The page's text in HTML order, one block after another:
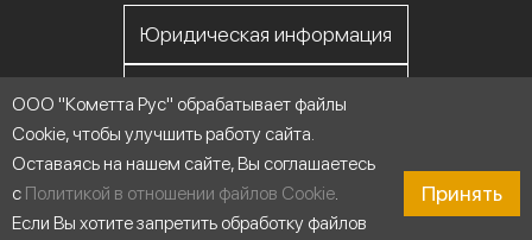
ООО "Кометта Рус", ИНН 7705558076
Юридическая информация
Личный кабинет
ООО "Кометта Рус" обрабатывает файлы
Cookie, чтобы улучшить работу сайта.
Оставаясь на нашем сайте, Вы соглашаетесь
с Политикой в отношении файлов Cookie.
Если Вы хотите запретить обработку файлов
Принять